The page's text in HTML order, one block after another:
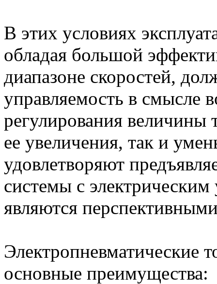
В этих условиях
обладая большой
диапазоне скоростей,
управляемость в смысле
регулирования величины
ее увеличения, так и
удовлетворяют
системы с
являются
Электропневматические
основные преимущества: